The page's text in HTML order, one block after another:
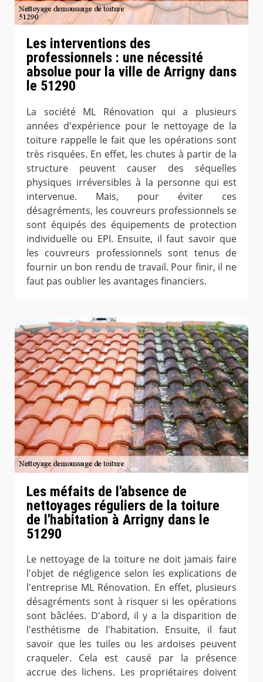
Les interventions des
professionnels : une nécessité
absolue pour la ville de Arrigny dans
le 51290
La société ML Rénovation qui a plusieurs
années d'expérience pour le nettoyage de la
toiture rappelle le fait que les opérations sont
très risquées. En effet, les chutes à partir de la
structure peuvent causer des séquelles
physiques irréversibles à la personne qui est
intervenue. Mais, pour éviter ces
désagréments, les couvreurs professionnels se
sont équipés des équipements de protection
individuelle ou EPI. Ensuite, il faut savoir que
les couvreurs professionnels sont tenus de
fournir un bon rendu de travail. Pour finir, il ne
faut pas oublier les avantages financiers.
Les méfaits de l'absence de
nettoyages réguliers de la toiture
de l'habitation à Arrigny dans le
51290
Le nettoyage de la toiture ne doit jamais faire
l'objet de négligence selon les explications de
l'entreprise ML Rénovation. En effet, plusieurs
désagréments sont à risquer si les opérations
sont bâclées. D'abord, il y a la disparition de
l'esthétisme de l'habitation. Ensuite, il faut
savoir que les tuiles ou les ardoises peuvent
craqueler. Cela est causé par la présence
accrue des lichens. Les propriétaires doivent